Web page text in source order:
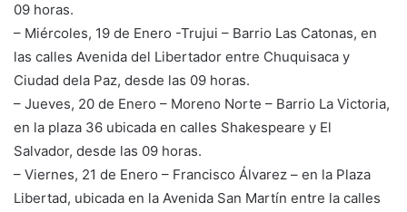
09 horas.
– Miércoles, 19 de Enero -Trujui – Barrio Las Catonas, en
las calles Avenida del Libertador entre Chuquisaca y
Ciudad dela Paz, desde las 09 horas.
– Jueves, 20 de Enero – Moreno Norte – Barrio La Victoria,
en la plaza 36 ubicada en calles Shakespeare y El
Salvador, desde las 09 horas.
– Viernes, 21 de Enero – Francisco Álvarez – en la Plaza
Libertad, ubicada en la Avenida San Martín entre la calles